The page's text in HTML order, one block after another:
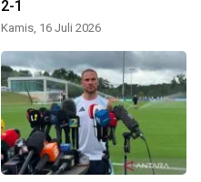
2-1
Kamis, 16 Juli 2026